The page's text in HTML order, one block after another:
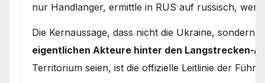
nur Handlanger, ermittle in RUS auf russisch, wer
Die Kernaussage, dass nicht die Ukraine, sondern
eigentlichen Akteure hinter den Langstrecken-
Territorium seien, ist die offizielle Leitlinie der